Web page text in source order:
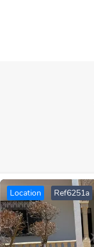
Location Ref6251a